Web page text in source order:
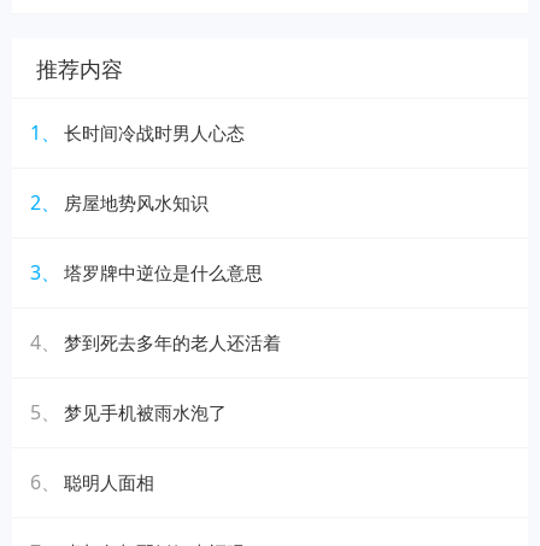
推荐内容
1、 长时间冷战时男人心态
2、 房屋地势风水知识
3、 塔罗牌中逆位是什么意思
4、 梦到死去多年的老人还活着
5、 梦见手机被雨水泡了
6、 聪明人面相